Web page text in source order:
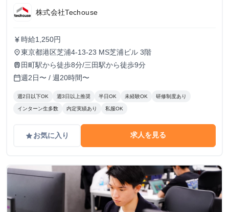
Techouse
株式会社Techouse
currency_yen 時給1,250円
place東京都港区芝浦4-13-23 MS芝浦ビル 3階
train 田町駅から徒歩8分/三田駅から徒歩9分
calendar_today週2日〜 / 週20時間〜
週2日以下OK 週3日以上推奨 半日OK 未経験OK 研修制度あり
インターン生多数 内定実績あり 私服OK
gradeお気に入り 求人を見る